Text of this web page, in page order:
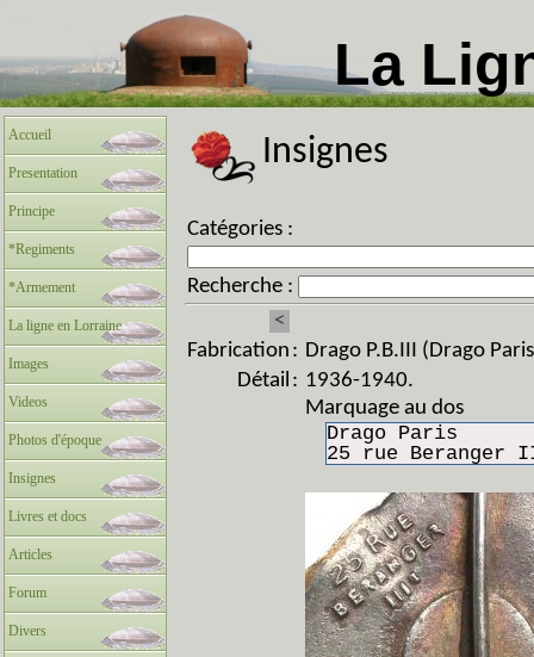
La
Accueil
Presentation
Principe
*Regiments
*Armement
La ligne en Lorraine
Images
Videos
Photos d'époque
Insignes
Livres et docs
Articles
Forum
Divers
Insignes
Catégories :
Recherche :
<
Fabrication : Drago P.B.III (Drago
Détail : 1936-1940.
Marquage au dos
Drago Paris
25 rue Beranger